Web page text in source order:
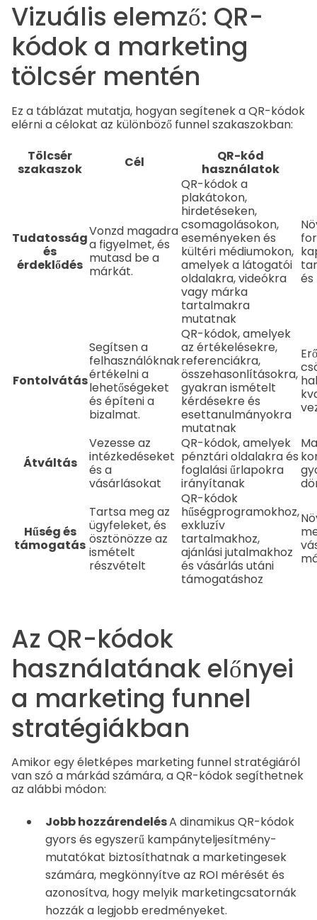
Vizuális elemző: QR-
kódok a marketing
tölcsér mentén
Ez a táblázat mutatja, hogyan segítenek a QR-kódok
elérni a célokat az különböző funnel szakaszokban:
Tölcsér
szakaszok
Cél
QR-kód
használatok
Tudatosság
és
érdeklődés
Vonzd magadra
a figyelmet, és
mutasd be a
márkát.
QR-kódok a
plakátokon,
hirdetéseken,
csomagolásokon,
eseményeken és
kültéri médiumokon,
amelyek a látogatói
oldalakra, videókra
vagy márka
tartalmakra
mutatnak
Fontolvátás
Segítsen a
felhasználóknak
értékelni a
lehetőségeket
és építeni a
bizalmat.
QR-kódok, amelyek
az értékelésekre,
referenciákra,
összehasonlításokra,
gyakran ismételt
kérdésekre és
esettanulmányokra
mutatnak
Átváltás
Vezesse az
intézkedéseket
és a
vásárlásokat
QR-kódok, amelyek
pénztári oldalakra és
foglalási űrlapokra
irányítanak
Hűség és
támogatás
Tartsa meg az
ügyfeleket, és
ösztönözze az
ismételt
részvételt
QR-kódok
hűségprogramokhoz,
exkluzív
tartalmakhoz,
ajánlási jutalmakhoz
és vásárlás utáni
támogatáshoz
Az QR-kódok
használatának előnyei
a marketing funnel
stratégiákban
Amikor egy életképes marketing funnel stratégiáról
van szó a márkád számára, a QR-kódok segíthetnek
az alábbi módon:
Jobb hozzárendelésA dinamikus QR-kódok
gyors és egyszerű kampányteljesítmény-
mutatókat biztosíthatnak a marketingesek
számára, megkönnyítve az ROI mérését és
azonosítva, hogy melyik marketingcsatornák
hozzák a legjobb eredményeket.